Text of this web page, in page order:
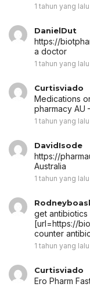
1 tahun yang lalu
DanielDut
https://
a doctor
1 tahun yang lalu
Curtisviado
Medications
pharmacy AU
1 tahun yang lalu
DavidIsode
https://
Australia
1 tahun yang lalu
get
[url=https://
counter
1 tahun yang lalu
Curtisviado
Ero Pharm